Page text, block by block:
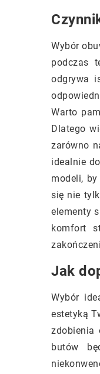
Wybór
podczas
odgrywa
Warto
Dlatego
zarówno
idealnie
modeli,
się nie
elementy
komfort
Jak
Wybór
estetyką
zdobienia
butów